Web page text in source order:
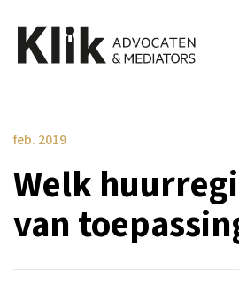
feb. 2019
Welk
van